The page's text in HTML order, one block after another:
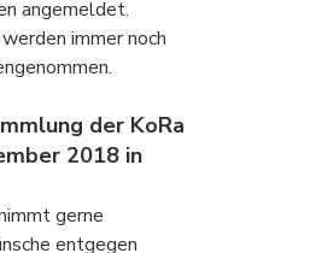
angemeldet.
immer noch
der KoRa
2018 in
gerne
entgegen